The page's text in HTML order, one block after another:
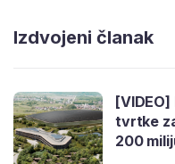
Izdvojeni članak
tvrtke
200